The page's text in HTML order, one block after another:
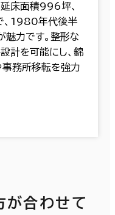
床面積996坪、
、1980年代後半
魅力です。整形な
計を可能にし、錦
事務所移転を強力
が合わせて